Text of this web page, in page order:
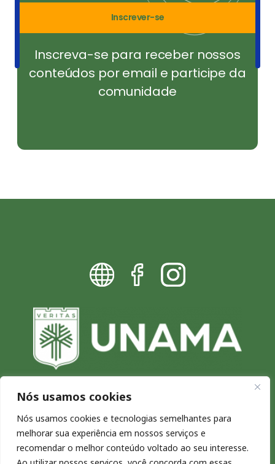
Nós usamos cookies
Nós usamos cookies e tecnologias semelhantes para
melhorar sua experiência em nossos serviços e
recomendar o melhor conteúdo voltado ao seu interesse.
Inscrever-se
Inscreva-se para receber nossos
conteúdos por email e participe da
comunidade
Blog da UNAMA - Excelência por
natureza